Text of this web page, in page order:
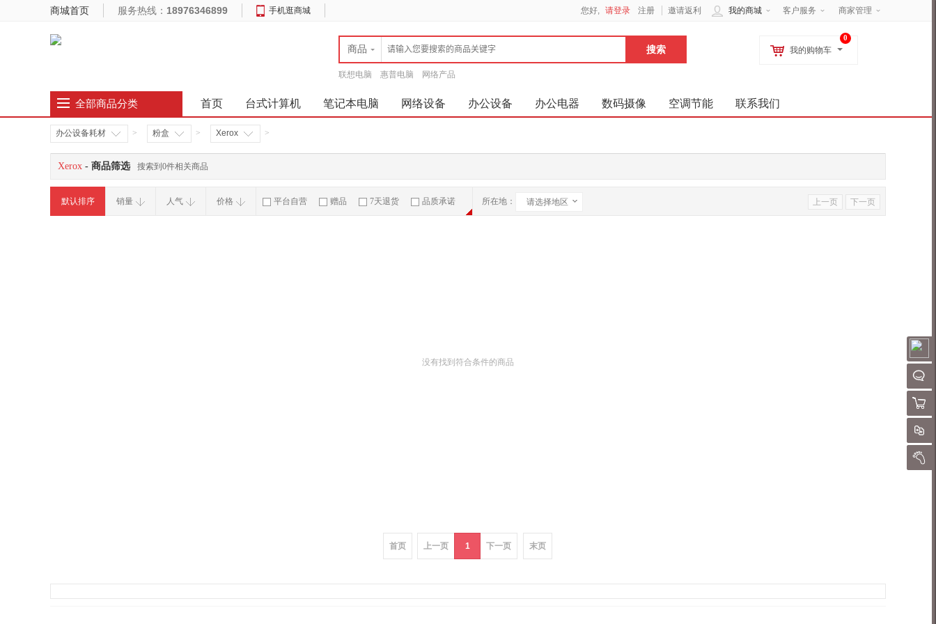
QQ
购物
对
我的
商城首页 服务热线： 18976346899 手机逛商城 客户服务 商家管理
我的商城
您好, 请登录 注册 邀请返利
商品
联想电脑 惠普电脑 网络产品
0
我的购物车
全部商品分类 首页 台式计算机 笔记本电脑 网络设备 办公设备 办公电器 数码摄像 空调节能 联系我们
办公设备耗材 > 粉盒 > Xerox >
Xerox - 商品筛选 搜索到0件相关商品
上一页 下一页
默认排序 销量 人气 价格 平台自营 赠品 7天退货 品质承诺 所在地： 请选择地区
没有找到符合条件的商品
首页 上一页 1 下一页 末页